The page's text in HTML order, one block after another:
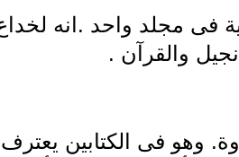
فى مجلد واحد .انه
والقرآن .
وهو فى الكتابين يعترف